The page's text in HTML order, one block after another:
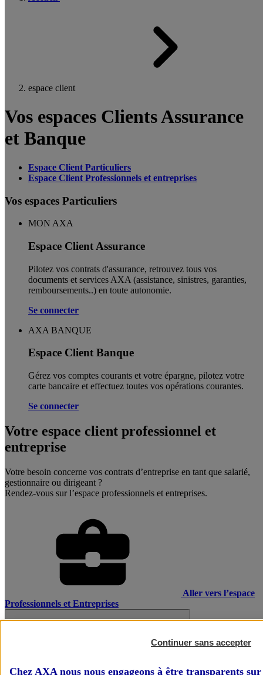
espace client
Vos espaces Clients Assurance
et Banque
Espace Client Particuliers
Espace Client Professionnels et entreprises
Vos espaces Particuliers
MON AXA
Espace Client Assurance
Pilotez vos contrats d'assurance, retrouvez tous vos
documents et services AXA (assistance, sinistres, garanties,
remboursements..) en toute autonomie. ​
Se connecter
AXA BANQUE
Espace Client Banque
Gérez vos comptes courants et votre épargne, pilotez votre
carte bancaire et effectuez toutes vos opérations courantes.
Se connecter
Votre espace client professionnel et
entreprise
Votre besoin concerne vos contrats d’entreprise en tant que salarié,
gestionnaire ou dirigeant ?
Rendez-vous sur l’espace professionnels et entreprises.
Aller vers l’espace
Professionnels et Entreprises
Continuer sans accepter
Chez AXA nous nous engageons à être transparents